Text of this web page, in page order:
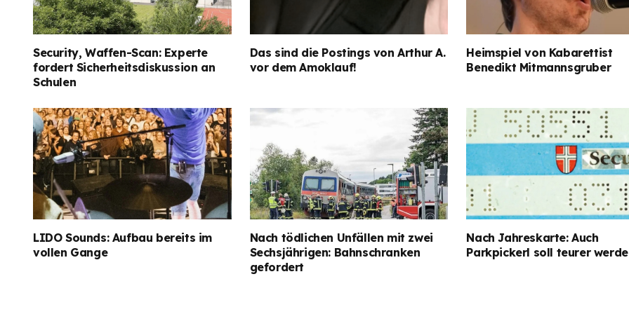
Security, Waffen-Scan: Experte
fordert Sicherheitsdiskussion an
Schulen
Das sind die Postings von Arthur A.
vor dem Amoklauf!
Heimspiel von Kabarettist
Benedikt Mitmannsgruber
LIDO Sounds: Aufbau bereits im
vollen Gange
Nach tödlichen Unfällen mit zwei
Sechsjährigen: Bahnschranken
gefordert
Nach Jahreskarte: Auch
Parkpickerl soll teurer